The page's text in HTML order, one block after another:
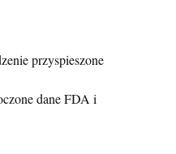
przyspieszone
dane FDA i